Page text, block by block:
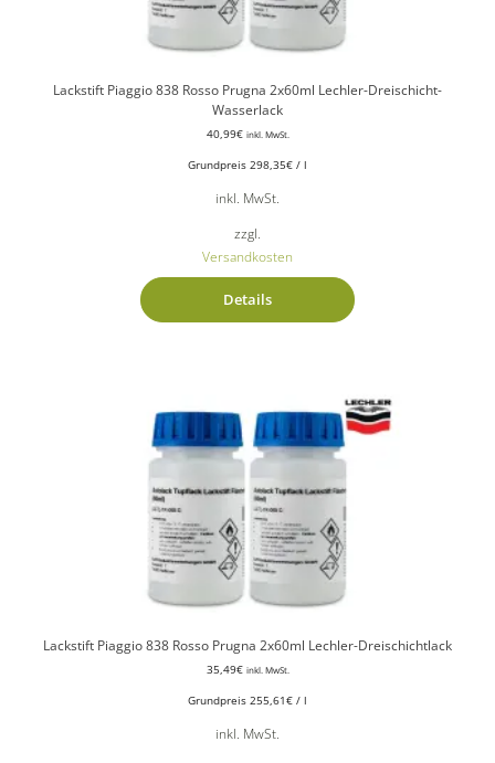
Lackstift Piaggio 838 Rosso Prugna 2x60ml Lechler-Dreischicht-
Wasserlack
40,99€ inkl. MwSt.
Grundpreis 298,35€ / l
inkl. MwSt.
zzgl.
Versandkosten
Details
Lackstift Piaggio 838 Rosso Prugna 2x60ml Lechler-Dreischichtlack
35,49€ inkl. MwSt.
Grundpreis 255,61€ / l
inkl. MwSt.